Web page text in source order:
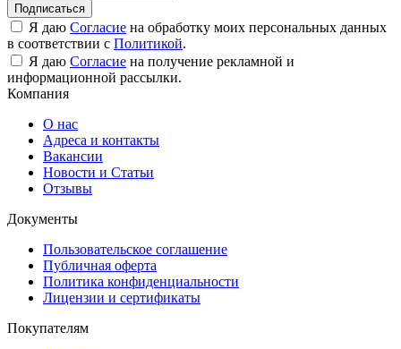
Подписаться
Я даю Согласие на обработку моих персональных данных
в соответствии с Политикой.
Я даю Согласие на получение рекламной и
информационной рассылки.
Компания
О нас
Адреса и контакты
Вакансии
Новости и Статьи
Отзывы
Документы
Пользовательское соглашение
Публичная оферта
Политика конфиденциальности
Лицензии и сертификаты
Покупателям